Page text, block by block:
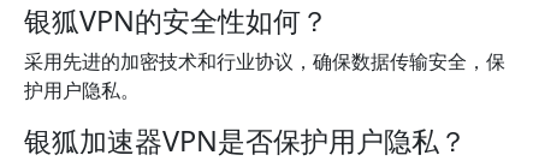
银狐VPN的安全性如何？
采用先进的加密技术和行业协议，确保数据传输安全，保
护用户隐私。
银狐加速器VPN是否保护用户隐私？